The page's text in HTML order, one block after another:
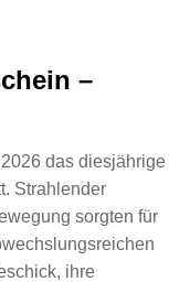
–
das diesjährige
Strahlender
sorgten für
ihre